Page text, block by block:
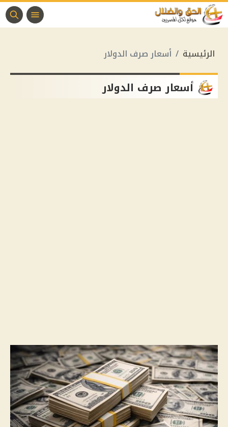
الرئيسية أسعار صرف الدولار
أسعار صرف الدولار